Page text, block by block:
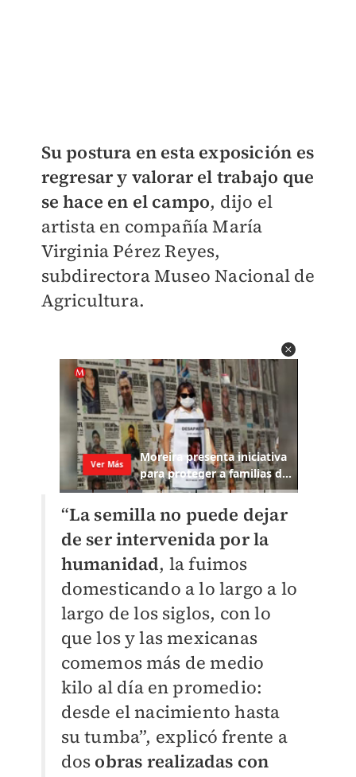
Su postura en esta exposición es
regresar y valorar el trabajo que
se hace en el campo, dijo el
artista en compañía María
Virginia Pérez Reyes,
subdirectora Museo Nacional de
Agricultura.
“La semilla no puede dejar
de ser intervenida por la
humanidad, la fuimos
domesticando a lo largo a lo
largo de los siglos, con lo
que los y las mexicanas
comemos más de medio
kilo al día en promedio:
desde el nacimiento hasta
su tumba”, explicó frente a
dos obras realizadas con